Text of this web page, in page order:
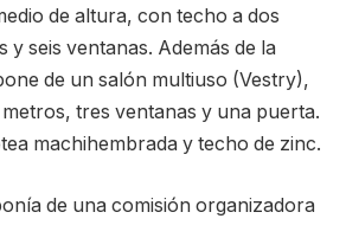
de altura, con techo a dos
y seis ventanas. Además de la
de un salón multiuso (Vestry),
tres ventanas y una puerta.
machihembrada y techo de zinc.
de una comisión organizadora